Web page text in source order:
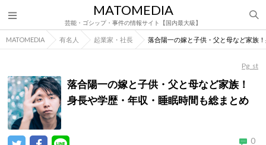
MATOMEDIA
芸能・ゴシップ・事件の情報サイト【国内最大級】
MATOMEDIA 有名人 起業家・社長 落合陽一の嫁と子供・父と母など家族
Pg_st
落合陽一の嫁と子供・父と母など家族！
身長や学歴・年収・睡眠時間も総まとめ
0